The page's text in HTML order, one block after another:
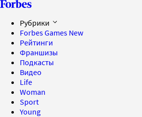
Рубрики
Forbes Games New
Рейтинги
Франшизы
Подкасты
Видео
Life
Woman
Sport
Young